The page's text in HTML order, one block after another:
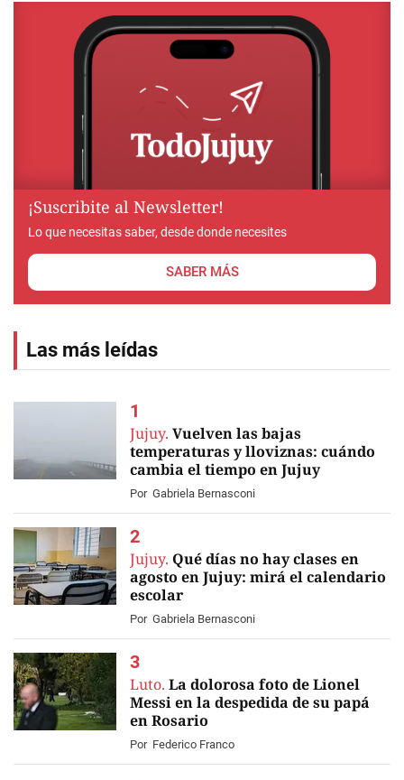
¡Suscribite al Newsletter!
Lo que necesitas saber, desde donde necesites
SABER MÁS
Las más leídas
Jujuy. Vuelven las bajas
temperaturas y lloviznas: cuándo
cambia el tiempo en Jujuy
Por Gabriela Bernasconi
Jujuy. Qué días no hay clases en
agosto en Jujuy: mirá el calendario
escolar
Por Gabriela Bernasconi
Luto. La dolorosa foto de Lionel
Messi en la despedida de su papá
en Rosario
Por Federico Franco